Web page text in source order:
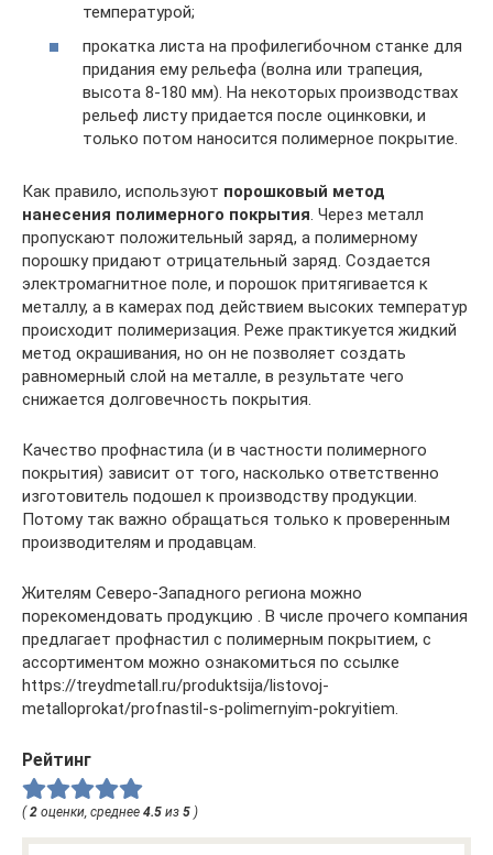
температурой;
прокатка листа на профилегибочном станке для
придания ему рельефа (волна или трапеция,
высота 8-180 мм). На некоторых производствах
рельеф листу придается после оцинковки, и
только потом наносится полимерное покрытие.
Как правило, используют порошковый метод
нанесения полимерного покрытия. Через металл
пропускают положительный заряд, а полимерному
порошку придают отрицательный заряд. Создается
электромагнитное поле, и порошок притягивается к
металлу, а в камерах под действием высоких температур
происходит полимеризация. Реже практикуется жидкий
метод окрашивания, но он не позволяет создать
равномерный слой на металле, в результате чего
снижается долговечность покрытия.
Качество профнастила (и в частности полимерного
покрытия) зависит от того, насколько ответственно
изготовитель подошел к производству продукции.
Потому так важно обращаться только к проверенным
производителям и продавцам.
Жителям Северо-Западного региона можно
порекомендовать продукцию . В числе прочего компания
предлагает профнастил с полимерным покрытием, с
ассортиментом можно ознакомиться по ссылке
https://treydmetall.ru/produktsija/listovoj-
metalloprokat/profnastil-s-polimernyim-pokryitiem.
Рейтинг
(2 оценки, среднее 4.5 из 5 )